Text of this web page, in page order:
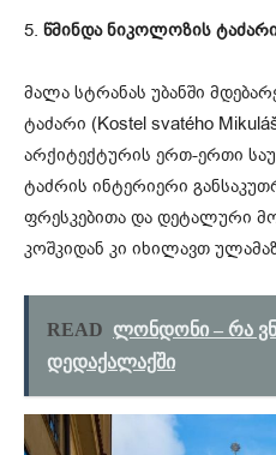
5. წმინდა ნიკოლოზის
მალა სტრანას უბანში
ტაძარი (Kostel svatého
არქიტექტურის ერთ-ერთი
ტაძრის ინტერიერი
ფრესკებითა და დეტალური
კოშკიდან კი იხილავთ
READ ლონდონი – რა
დედაქალაქში